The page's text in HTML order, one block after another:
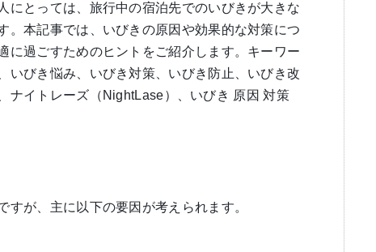
にとっては、旅行中の宿泊先でのいびきが大きな
。本記事では、いびきの原因や効果的な対策につ
に過ごすためのヒントをご紹介します。キーワー
いびき悩み、いびき対策、いびき防止、いびき改
ナイトレーズ（NightLase）、いびき 原因 対策
すが、主に以下の要因が考えられます。